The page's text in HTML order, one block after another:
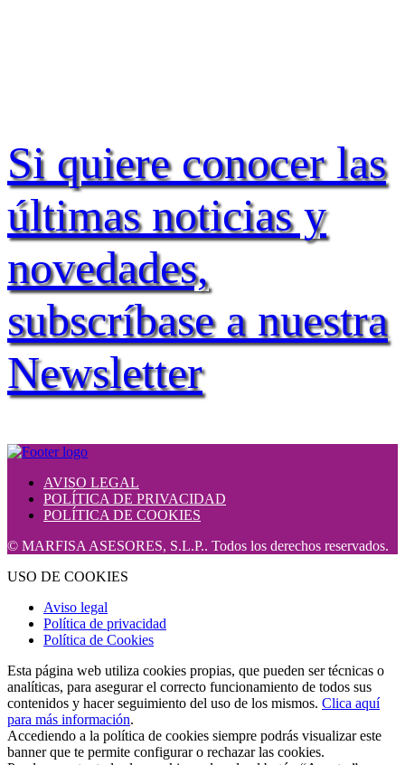
Si quiere conocer las
últimas noticias y
novedades,
subscríbase a nuestra
Newsletter
AVISO LEGAL
POLÍTICA DE PRIVACIDAD
POLÍTICA DE COOKIES
© MARFISA ASESORES, S.L.P.. Todos los derechos reservados.
USO DE COOKIES
Aviso legal
Política de privacidad
Política de Cookies
Esta página web utiliza cookies propias, que pueden ser técnicas o
analíticas, para asegurar el correcto funcionamiento de todos sus
contenidos y hacer seguimiento del uso de los mismos. Clica aquí
para más información.
Accediendo a la política de cookies siempre podrás visualizar este
banner que te permite configurar o rechazar las cookies.